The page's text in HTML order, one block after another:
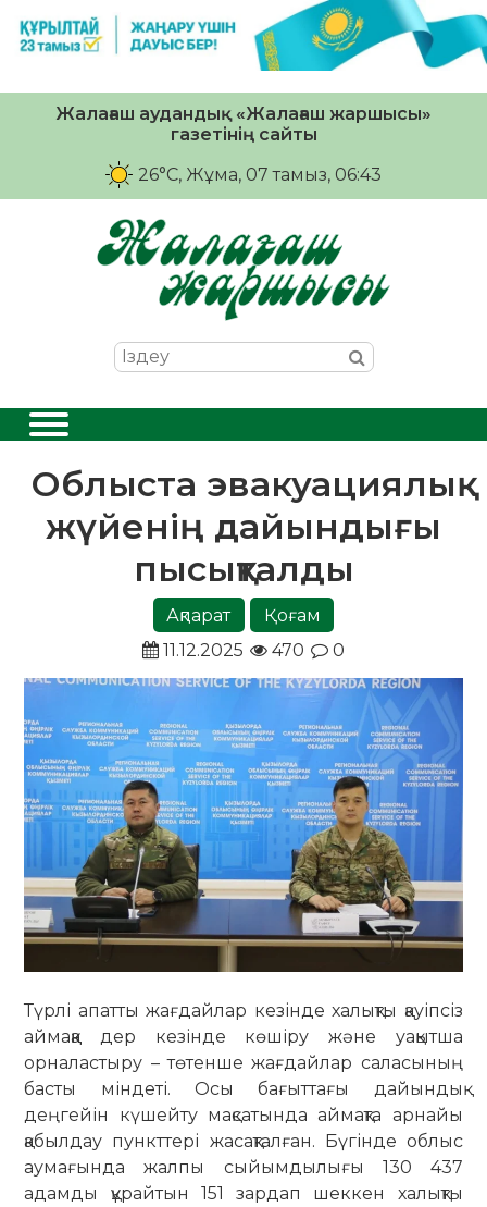
Жалағаш аудандық «Жалағаш жаршысы»
газетінің сайты
26°C, Жұма, 07 тамыз, 06:43
Облыста эвакуациялық
жүйенің дайындығы
пысықталды
Ақпарат
Қоғам
11.12.2025
470 0
Түрлі апатты жағдайлар кезінде халықты қауіпсіз
аймаққа дер кезінде көшіру және уақытша
орналастыру – төтенше жағдайлар саласының
басты міндеті. Осы бағыттағы дайындық
деңгейін күшейту мақсатында аймақта арнайы
қабылдау пункттері жасақталған. Бүгінде облыс
аумағында жалпы сыйымдылығы 130 437
адамды құрайтын 151 зардап шеккен халықты